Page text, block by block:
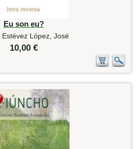
Eu son eu?
Estévez López, José
10,00 €